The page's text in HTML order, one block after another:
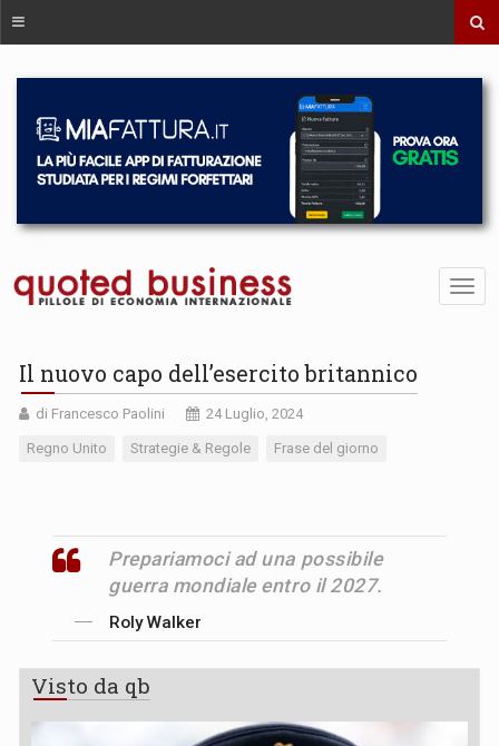
Il nuovo capo dell’esercito britannico
di Francesco Paolini 24 Luglio, 2024
Regno Unito Strategie & Regole Frase del giorno
Prepariamoci ad una possibile
guerra mondiale entro il 2027.
Roly Walker
Visto da qb